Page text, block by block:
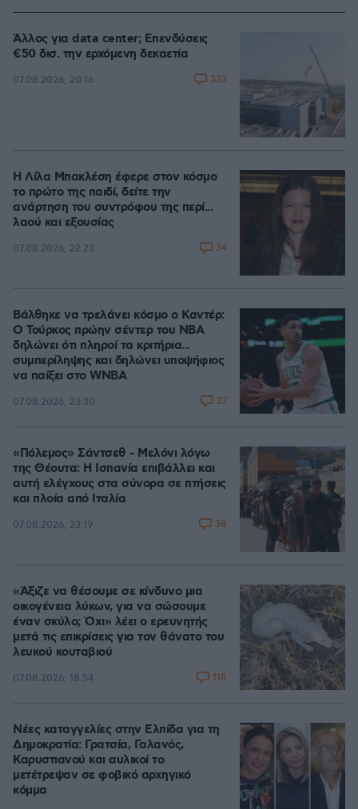
Άλλος για data center; Επενδύσεις
€50 δισ. την ερχόμενη δεκαετία
07.08.2026, 20:16 323
Η Λίλα Μπακλέση έφερε στον κόσμο
το πρώτο της παιδί, δείτε την
ανάρτηση του συντρόφου της περί...
λαού και εξουσίας
07.08.2026, 22:23 34
Βάλθηκε να τρελάνει κόσμο ο Καντέρ:
Ο Τούρκος πρώην σέντερ του NBA
δηλώνει ότι πληροί τα κριτήρια...
συμπερίληψης και δηλώνει υποψήφιος
να παίξει στο WNBA
07.08.2026, 23:30 27
«Πόλεμος» Σάντσεθ - Μελόνι λόγω
της Θέουτα: Η Ισπανία επιβάλλει και
αυτή ελέγχους στα σύνορα σε πτήσεις
και πλοία από Ιταλία
07.08.2026, 23:19 38
«Άξιζε να θέσουμε σε κίνδυνο μια
οικογένεια λύκων, για να σώσουμε
έναν σκύλο; Όχι» λέει ο ερευνητής
μετά τις επικρίσεις για τον θάνατο του
λευκού κουταβιού
07.08.2026, 18:54 118
Νέες καταγγελίες στην Ελπίδα για τη
Δημοκρατία: Γρατσία, Γαλανός,
Καρυστιανού και αυλικοί το
μετέτρεψαν σε φοβικό αρχηγικό
κόμμα